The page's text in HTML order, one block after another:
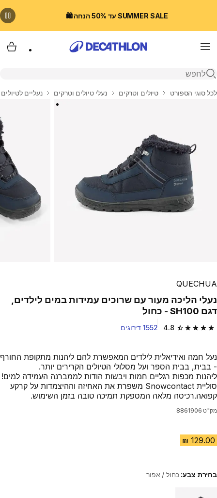
SUMMER SALE עד 50% הנחה 🛍️
Menu
פתיחת חיפוש
בית
לכל סוגי הספורט טיולים וטרקים נעלי טיולים וטרקים נעליים
QUECHUA
נעלי הליכה מעור עם שרוכים עמידות במים לילדים,
דגם SH100 - כחול
4.8 4.8 out of 5 stars from 1552 reviews 1552 דירוגים
נעל חמה ואידיאלית לילדים המאפשרת להם ליהנות מתקופת החורף
- בבית, בבית הספר ועל מסלולי הטיולים הקרירים יותר.
ליהנות מכפות רגליים חמות ויבשות הודות לממברנה העמידה למים!
סוליית Snowcontact משפרת את האחיזה וההיצמדות על קרקע
קפואה.רכיסה מלאה המספקת תמיכה טובה בזמן השימוש.
מק"ט 8861906
בחירת צבע:כחול / אפור